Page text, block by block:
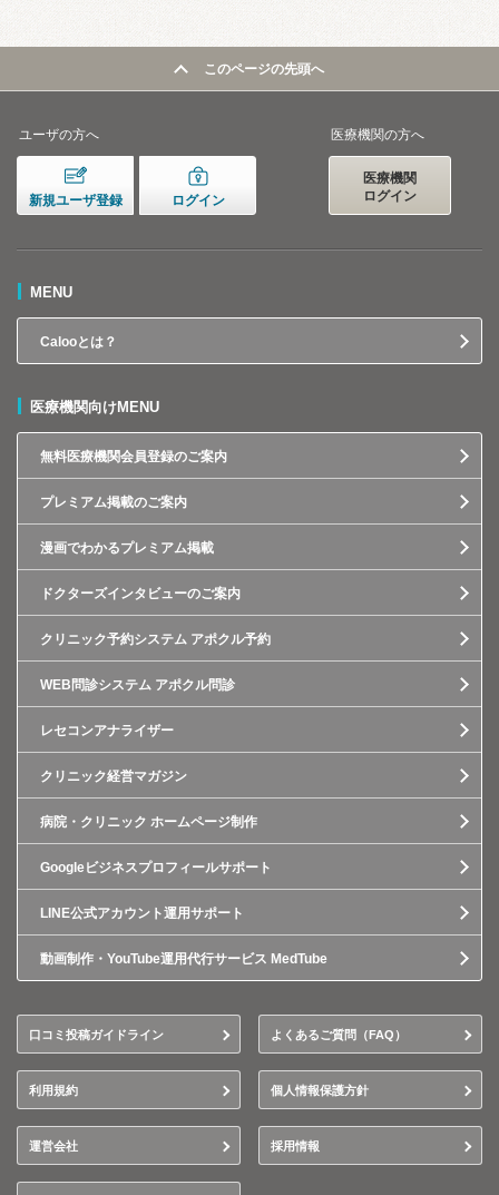
このページの先頭へ
ユーザの方へ
新規ユーザ登録 ログイン
医療機関の方へ
医療機関
ログイン
MENU
Calooとは？
医療機関向けMENU
無料医療機関会員登録のご案内
プレミアム掲載のご案内
漫画でわかるプレミアム掲載
ドクターズインタビューのご案内
クリニック予約システム アポクル予約
WEB問診システム アポクル問診
レセコンアナライザー
クリニック経営マガジン
病院・クリニック ホームページ制作
Googleビジネスプロフィールサポート
LINE公式アカウント運用サポート
動画制作・YouTube運用代行サービス MedTube
口コミ投稿ガイドライン よくあるご質問（FAQ）
利用規約 個人情報保護方針
運営会社 採用情報